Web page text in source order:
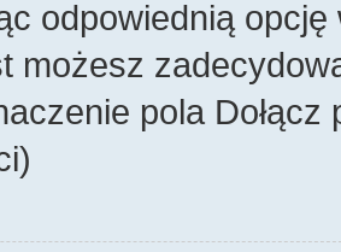
odpowiednią
możesz
pola